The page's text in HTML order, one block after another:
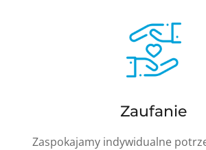
Zaufanie
Zaspokajamy indywidualne